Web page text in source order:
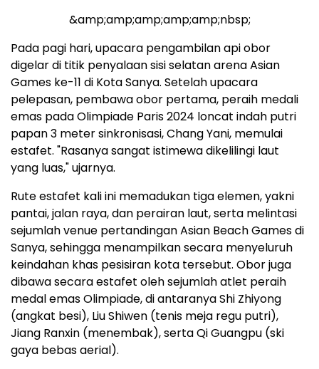
&amp;amp;amp;amp;amp;nbsp;
Pada pagi hari, upacara pengambilan api obor
digelar di titik penyalaan sisi selatan arena Asian
Games ke-11 di Kota Sanya. Setelah upacara
pelepasan, pembawa obor pertama, peraih medali
emas pada Olimpiade Paris 2024 loncat indah putri
papan 3 meter sinkronisasi, Chang Yani, memulai
estafet. "Rasanya sangat istimewa dikelilingi laut
yang luas," ujarnya.
Rute estafet kali ini memadukan tiga elemen, yakni
pantai, jalan raya, dan perairan laut, serta melintasi
sejumlah venue pertandingan Asian Beach Games di
Sanya, sehingga menampilkan secara menyeluruh
keindahan khas pesisiran kota tersebut. Obor juga
dibawa secara estafet oleh sejumlah atlet peraih
medal emas Olimpiade, di antaranya Shi Zhiyong
(angkat besi), Liu Shiwen (tenis meja regu putri),
Jiang Ranxin (menembak), serta Qi Guangpu (ski
gaya bebas aerial).